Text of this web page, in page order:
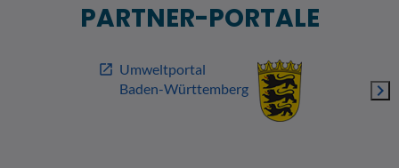
PARTNER-PORTALE
open_in_new Umweltportal
Baden-Württemberg
navigate_next